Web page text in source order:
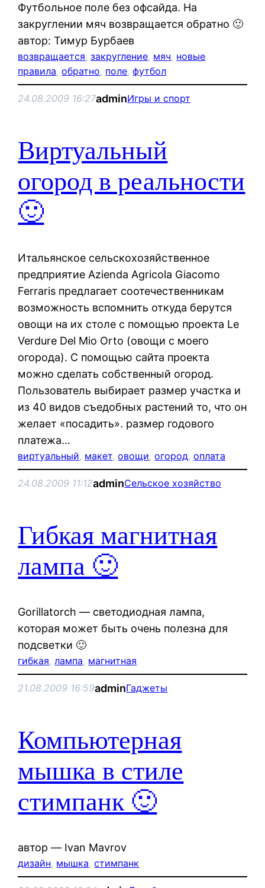
Футбольное поле без офсайда. На
закруглении мяч возвращается обратно 🙂
автор: Тимур Бурбаев
возвращается, закругление, мяч, новые
правила, обратно, поле, футбол
24.08.2009 16:27adminИгры и спорт
Виртуальный
огород в реальности
🙂
Итальянское сельскохозяйственное
предприятие Azienda Agricola Giacomo
Ferraris предлагает соотечественникам
возможность вспомнить откуда берутся
овощи на их столе с помощью проекта Le
Verdure Del Mio Orto (овощи с моего
огорода). С помощью сайта проекта
можно сделать собственный огород.
Пользователь выбирает размер участка и
из 40 видов съедобных растений то, что он
желает «посадить». размер годового
платежа…
виртуальный, макет, овощи, огород, оплата
24.08.2009 11:12adminСельское хозяйство
Гибкая магнитная
лампа 🙂
Gorillatorch — светодиодная лампа,
которая может быть очень полезна для
подсветки 🙂
гибкая, лампа, магнитная
21.08.2009 16:59adminГаджеты
Компьютерная
мышка в стиле
стимпанк 🙂
автор — Ivan Mavrov
дизайн, мышка, стимпанк